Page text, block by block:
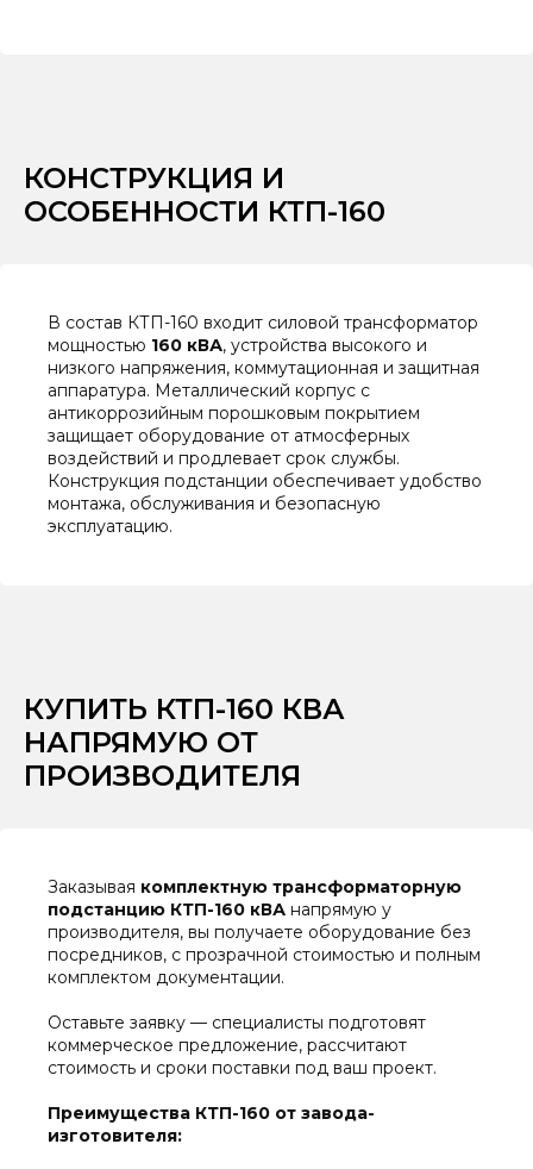
КОНСТРУКЦИЯ И
ОСОБЕННОСТИ КТП-160
В состав КТП-160 входит силовой трансформатор
мощностью 160 кВА, устройства высокого и
низкого напряжения, коммутационная и защитная
аппаратура. Металлический корпус с
антикоррозийным порошковым покрытием
защищает оборудование от атмосферных
воздействий и продлевает срок службы.
Конструкция подстанции обеспечивает удобство
монтажа, обслуживания и безопасную
эксплуатацию.
КУПИТЬ КТП-160 КВА
НАПРЯМУЮ ОТ
ПРОИЗВОДИТЕЛЯ
Заказывая комплектную трансформаторную
подстанцию КТП-160 кВА напрямую у
производителя, вы получаете оборудование без
посредников, с прозрачной стоимостью и полным
комплектом документации.
Оставьте заявку — специалисты подготовят
коммерческое предложение, рассчитают
стоимость и сроки поставки под ваш проект.
Преимущества КТП-160 от завода-
изготовителя: